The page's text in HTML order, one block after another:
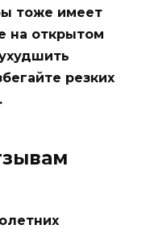
тоже имеет
на открытом
резких